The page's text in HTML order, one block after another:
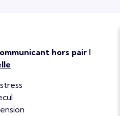
hors pair !